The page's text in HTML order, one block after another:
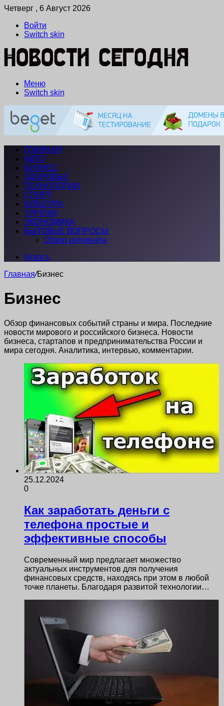
Четверг , 6 Август 2026
Войти
Switch skin
Меню
Switch skin
ГЛАВНАЯ
АВТО
БИЗНЕС
ЗДОРОВЬЕ
ТЕХНОЛОГИИ
СПОРТ
КУЛЬТУРА
ТУРИЗМ
ЭКОНОМИКА
БЫТОВЫЕ ВОПРОСЫ
Обзор интернета
Искать
Главная/Бизнес
Бизнес
Обзор финансовых событий страны и мира. Последние
новости мирового и российского бизнеса. Новости
бизнеса, стартапов и предпринимательства России и
мира сегодня. Аналитика, интервью, комментарии.
25.12.2024
0
Как заработать деньги с
телефона простые и
эффективные способы
Современный мир предлагает множество
актуальных инструментов для получения
финансовых средств, находясь при этом в любой
точке планеты. Благодаря развитой технологии…